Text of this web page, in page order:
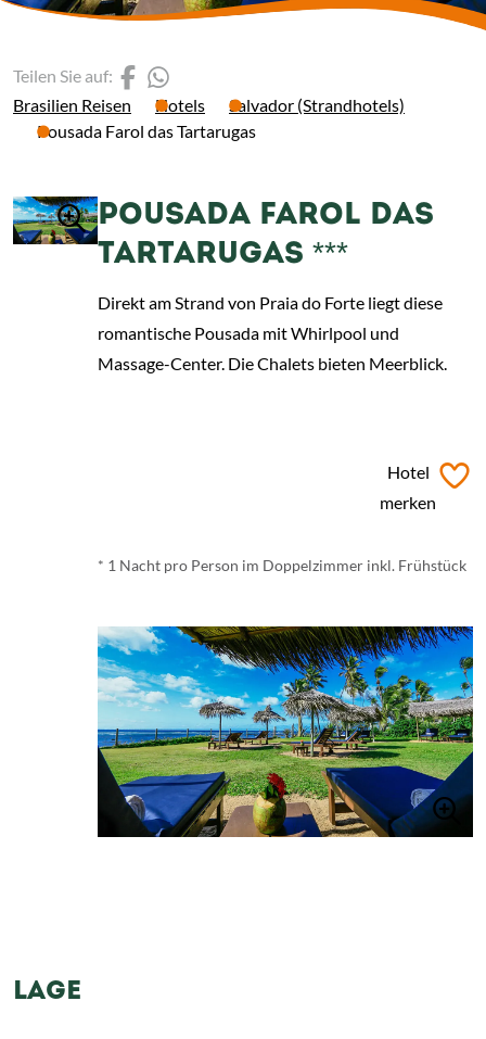
Brasilien Reisen Hotels
Salvador (Strandhotels)
Pousada Farol das Tartarugas
Teilen Sie auf: (Link öffnet einen neuen
POUSADA FAROL DAS
TARTARUGAS ***
Direkt am Strand von Praia do Forte liegt diese
romantische Pousada mit Whirlpool und
Massage-Center. Die Chalets bieten Meerblick.
Hotel
merken
* 1 Nacht pro Person im Doppelzimmer inkl. Frühstück
LAGE